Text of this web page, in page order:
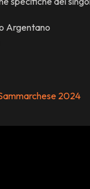
Argentano